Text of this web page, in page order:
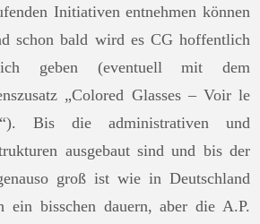
Initiativen entnehmen können
schon bald wird es CG hoffentlich
geben (eventuell mit dem
„Colored Glasses – Voir le
Bis die administrativen und
ausgebaut sind und bis der
groß ist wie in Deutschland
ein bisschen dauern, aber die A.P.